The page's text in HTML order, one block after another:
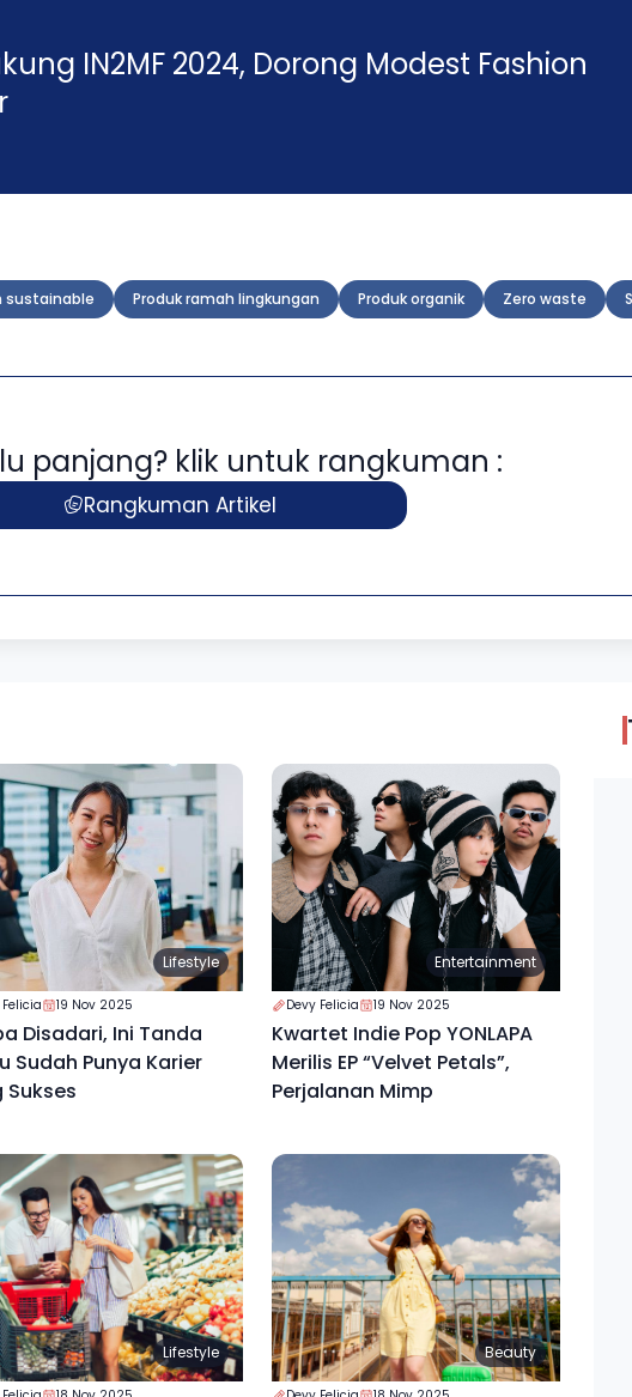
IN2MF 2024, Dorong Modest Fashion
sustainable Produk ramah lingkungan Produk organik Zero waste
panjang? klik untuk rangkuman :
Rangkuman Artikel
Lifestyle
Felicia 19 Nov 2025
Disadari, Ini Tanda
Sudah Punya Karier
Sukses
Entertainment
Devy Felicia 19 Nov 2025
Kwartet Indie Pop YONLAPA
Merilis EP “Velvet Petals”,
Perjalanan Mimp
Lifestyle Beauty